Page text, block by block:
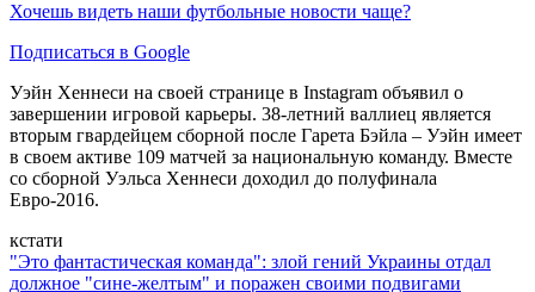
Хочешь видеть наши футбольные новости чаще?
Подписаться в Google
Уэйн Хеннеси на своей странице в Instagram объявил о
завершении игровой карьеры. 38-летний валлиец является
вторым гвардейцем сборной после Гарета Бэйла – Уэйн имеет
в своем активе 109 матчей за национальную команду. Вместе
со сборной Уэльса Хеннеси доходил до полуфинала
Евро-2016.
кстати
"Это фантастическая команда": злой гений Украины отдал
должное "сине-желтым" и поражен своими подвигами